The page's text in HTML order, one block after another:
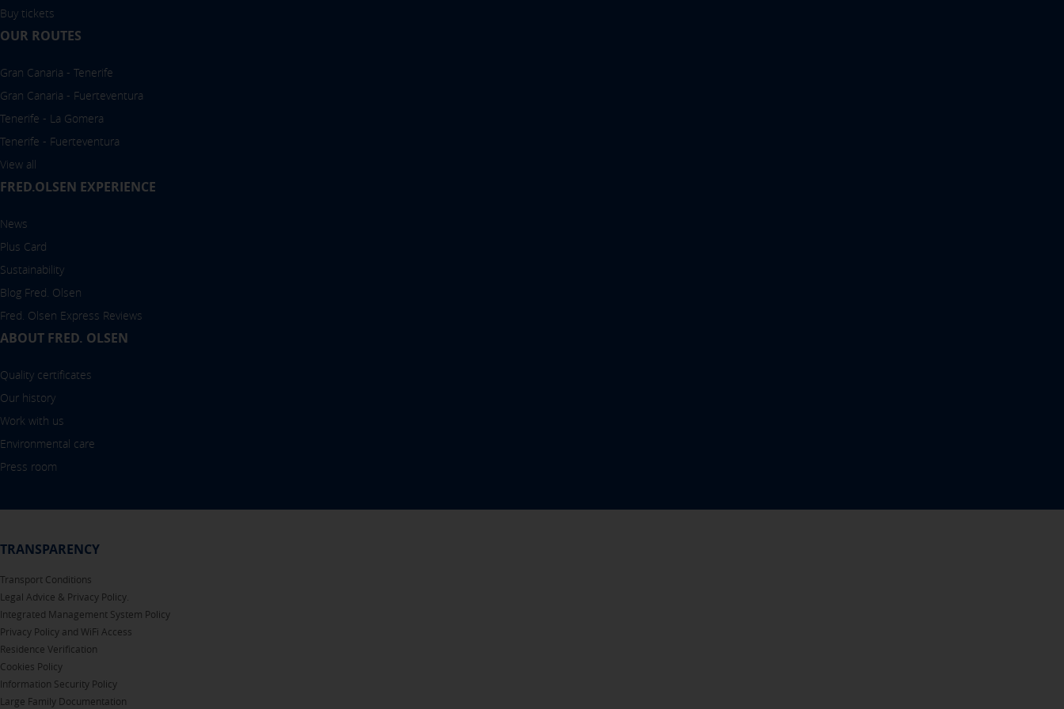
Buy tickets
OUR ROUTES
Gran Canaria - Tenerife
Gran Canaria - Fuerteventura
Tenerife - La Gomera
Tenerife - Fuerteventura
View all
FRED.OLSEN EXPERIENCE
News
Plus Card
Sustainability
Blog Fred. Olsen
Fred. Olsen Express Reviews
ABOUT FRED. OLSEN
Quality certificates
Our history
Work with us
Environmental care
Press room
TRANSPARENCY
Transport Conditions
Legal Advice & Privacy Policy.
Integrated Management System Policy
Privacy Policy and WiFi Access
Residence Verification
Cookies Policy
Information Security Policy
Large Family Documentation